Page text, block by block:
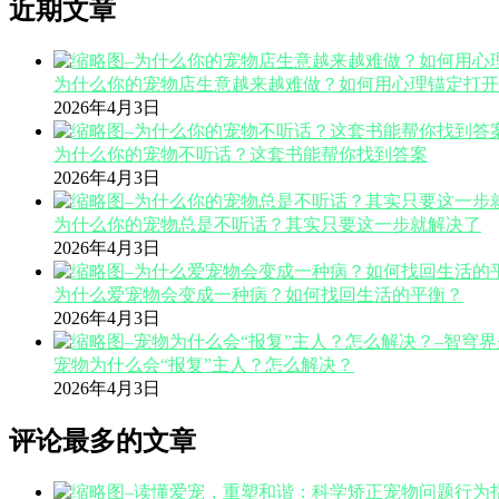
近期文章
为什么你的宠物店生意越来越难做？如何用心理锚定打
2026年4月3日
为什么你的宠物不听话？这套书能帮你找到答案
2026年4月3日
为什么你的宠物总是不听话？其实只要这一步就解决了
2026年4月3日
为什么爱宠物会变成一种病？如何找回生活的平衡？
2026年4月3日
宠物为什么会“报复”主人？怎么解决？
2026年4月3日
评论最多的文章